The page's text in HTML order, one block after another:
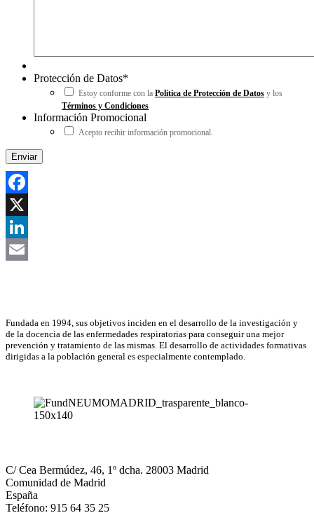
Protección de Datos*
Estoy conforme con la Política de Protección de Datos y los
Términos y Condiciones
Información Promocional
Acepto recibir información promocional.
Facebook
X
LinkedIn
Fundada en 1994, sus objetivos inciden en el desarrollo de la investigación y
de la docencia de las enfermedades respiratorias para conseguir una mejor
prevención y tratamiento de las mismas. El desarrollo de actividades formativas
dirigidas a la población general es especialmente contemplado.
C/ Cea Bermúdez, 46, 1º dcha. 28003 Madrid
Comunidad de Madrid
España
Teléfono: 915 64 35 25